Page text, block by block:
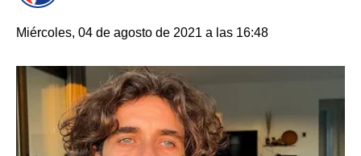
Miércoles, 04 de agosto de 2021 a las 16:48